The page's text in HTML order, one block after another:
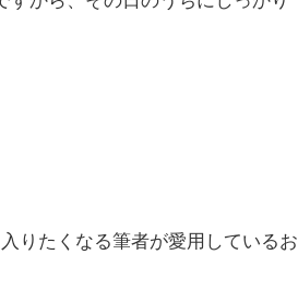
りたくなる筆者が愛用しているお